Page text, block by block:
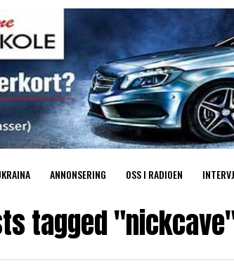
ANNONSERING OSS I RADIOEN
tagged